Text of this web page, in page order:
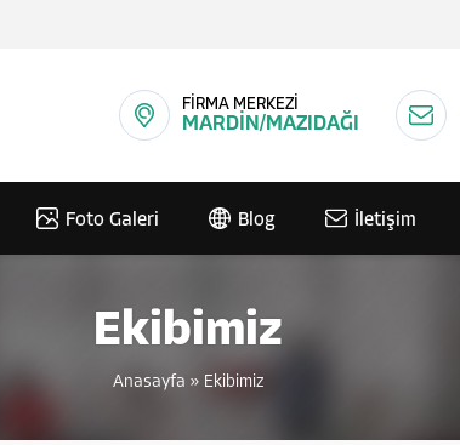
FİRMA MERKEZİ
MARDİN/MAZIDAĞI
Foto Galeri Blog İletişim
Ekibimiz
Anasayfa » Ekibimiz